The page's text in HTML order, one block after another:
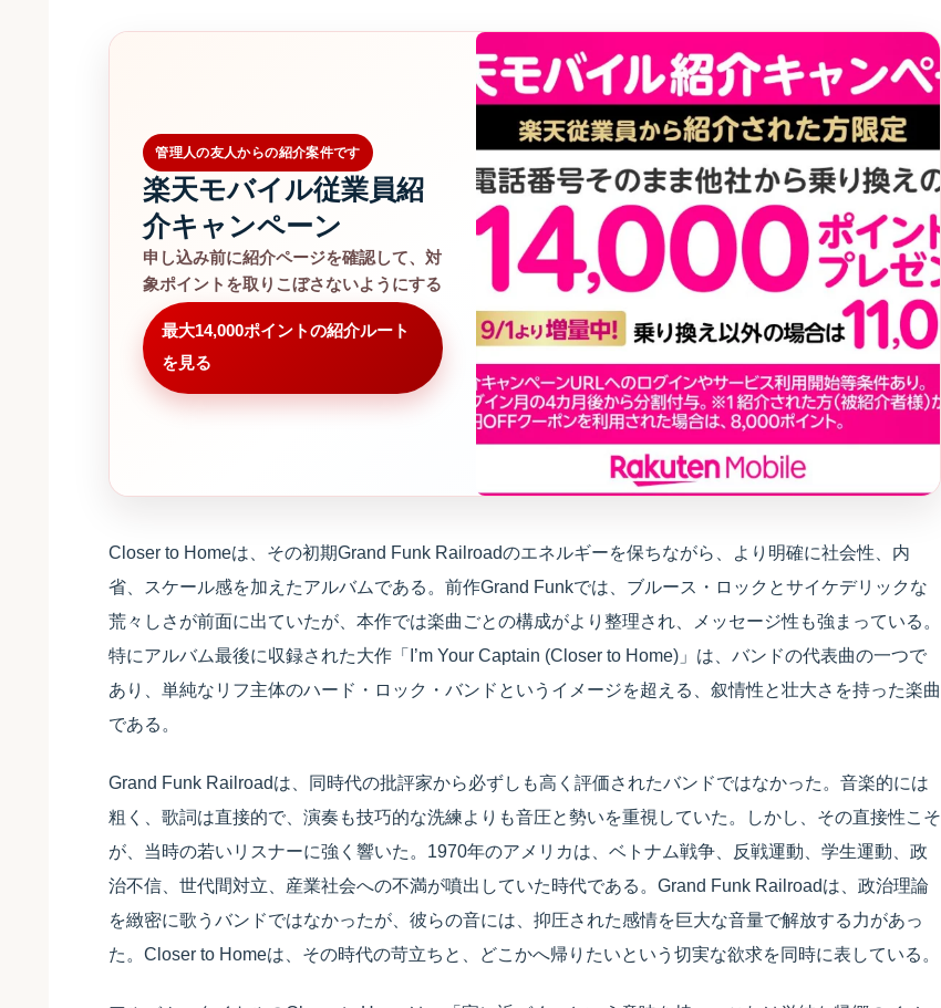
管理人の友人からの紹介案件です
楽天モバイル従業員紹
介キャンペーン
申し込み前に紹介ページを確認して、対
象ポイントを取りこぼさないようにする
最大14,000ポイントの紹介ルート
を見る
Closer to Homeは、その初期Grand Funk Railroadのエネルギーを保ちながら、より明確に社会性、内
省、スケール感を加えたアルバムである。前作Grand Funkでは、ブルース・ロックとサイケデリックな
荒々しさが前面に出ていたが、本作では楽曲ごとの構成がより整理され、メッセージ性も強まっている。
特にアルバム最後に収録された大作「I’m Your Captain (Closer to Home)」は、バンドの代表曲の一つで
あり、単純なリフ主体のハード・ロック・バンドというイメージを超える、叙情性と壮大さを持った楽曲
である。
Grand Funk Railroadは、同時代の批評家から必ずしも高く評価されたバンドではなかった。音楽的には
粗く、歌詞は直接的で、演奏も技巧的な洗練よりも音圧と勢いを重視していた。しかし、その直接性こそ
が、当時の若いリスナーに強く響いた。1970年のアメリカは、ベトナム戦争、反戦運動、学生運動、政
治不信、世代間対立、産業社会への不満が噴出していた時代である。Grand Funk Railroadは、政治理論
を緻密に歌うバンドではなかったが、彼らの音には、抑圧された感情を巨大な音量で解放する力があっ
た。Closer to Homeは、その時代の苛立ちと、どこかへ帰りたいという切実な欲求を同時に表している。